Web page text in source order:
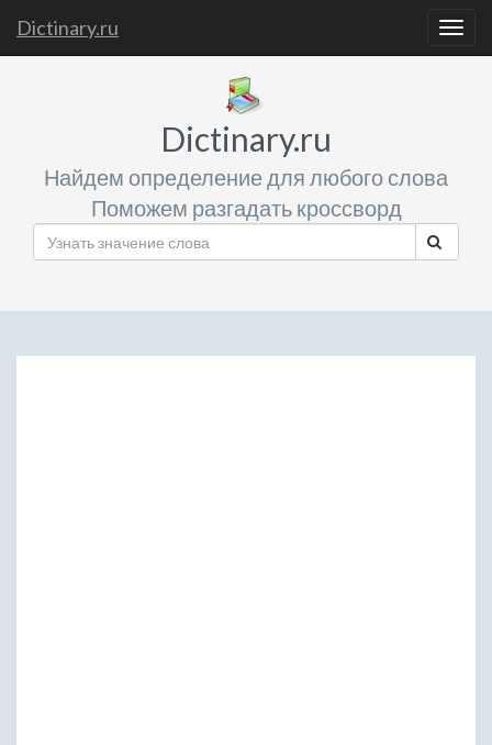
Dictinary.ru
Dictinary.ru
Найдем определение для любого слова
Поможем разгадать кроссворд